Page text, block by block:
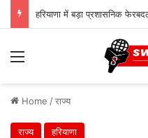
Menu
Home /राज्य
राज्य हरियाणा